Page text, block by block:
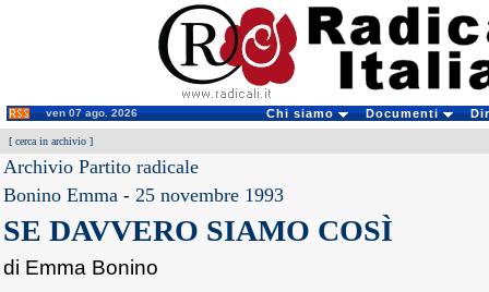
ven 07 ago. 2026 Chi siamo Documenti
[ cerca in archivio ]
Archivio Partito radicale
Bonino Emma - 25 novembre 1993
SE DAVVERO SIAMO COSÌ
di Emma Bonino